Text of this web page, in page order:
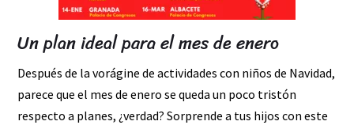
Un plan ideal para el mes de enero
Después de la vorágine de actividades con niños de Navidad,
parece que el mes de enero se queda un poco tristón
respecto a planes, ¿verdad? Sorprende a tus hijos con este